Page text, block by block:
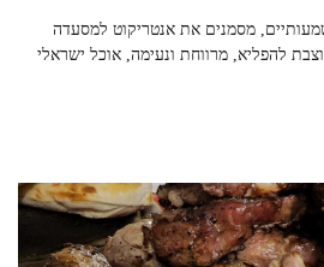
מסמנים את אנטריקוט למסעדה
להפליא, מרווחת ונעימה, אוכל ישראלי